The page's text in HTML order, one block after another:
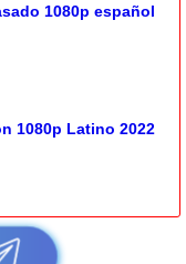
1080p español
1080p Latino 2022